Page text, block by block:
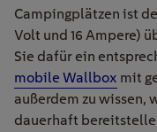
Campingplätzen ist
Volt und 16 Ampere)
Sie dafür ein
mobile Wallbox mit
außerdem zu wissen,
dauerhaft